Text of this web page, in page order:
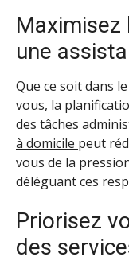
une
Que ce soit dans
vous, la
des tâches
à domicile peut
vous de la
déléguant ces
Priorisez
des